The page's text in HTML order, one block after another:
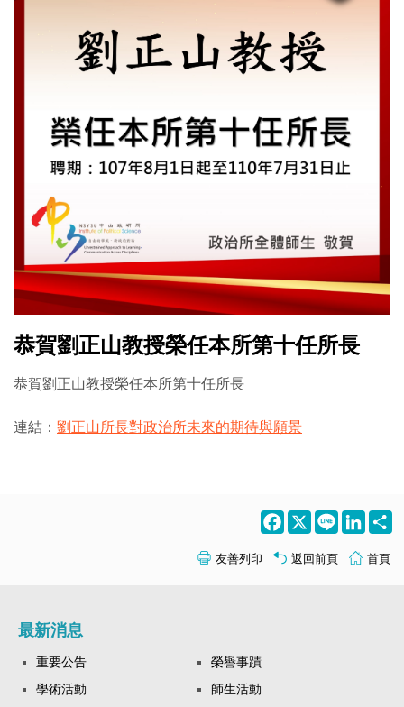
恭賀劉正山教授榮任本所第十任所長
恭賀劉正山教授榮任本所第十任所長
連結： 劉正山所長對政治所未來的期待與願景
Facebook
X Line
友善列印 返回前頁 首頁
最新消息
重要公告
榮譽事蹟
學術活動
師生活動